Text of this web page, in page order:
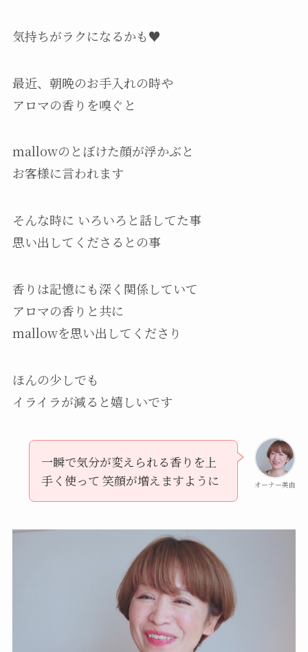
気持ちがラクになるかも♥
最近、朝晩のお手入れの時や
アロマの香りを嗅ぐと
mallowのとぼけた顔が浮かぶと
お客様に言われます
そんな時に いろいろと話してた事
思い出してくださるとの事
香りは記憶にも深く関係していて
アロマの香りと共に
mallowを思い出してくださり
ほんの少しでも
イライラが減ると嬉しいです
オーナー美由
一瞬で気分が変えられる香りを上
手く使って 笑顔が増えますように